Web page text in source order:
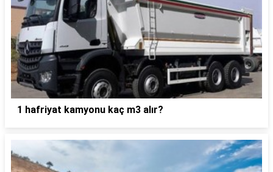
1 hafriyat kamyonu kaç m3 alır?